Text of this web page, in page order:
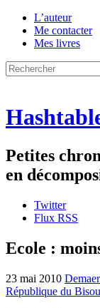
L’auteur
Me contacter
Mes livres
Petites
en
Twitter
Flux RSS
Ecole :
23 mai 2010
République du